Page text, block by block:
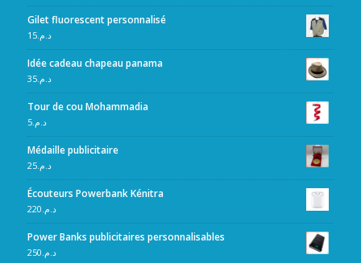
Gilet fluorescent personnalisé
د.م.15
Idée cadeau chapeau panama
د.م.35
Tour de cou Mohammadia
د.م.5
Médaille publicitaire
د.م.25
Écouteurs Powerbank Kénitra
د.م. 220
Power Banks publicitaires personnalisables
د.م. 250